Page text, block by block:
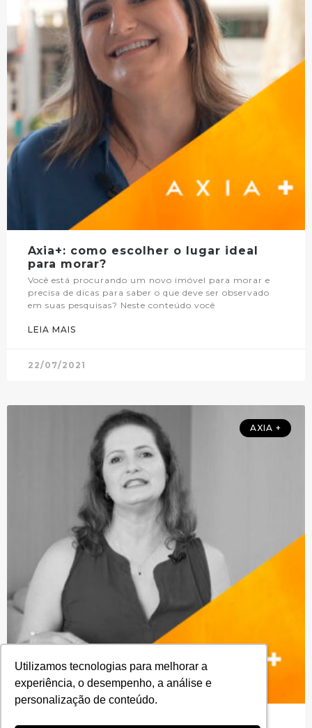
Utilizamos tecnologias para melhorar a
experiência, o desempenho, a análise e
personalização de conteúdo.
Utilizamos tecnologias para melhorar a
experiência, o desempenho, a análise e
personalização de conteúdo.
Axia+: como escolher o lugar ideal
para morar?
Você está procurando um novo imóvel para morar e
precisa de dicas para saber o que deve ser observado
em suas pesquisas? Neste conteúdo você
LEIA MAIS
22/07/2021
AXIA +
Axia+: Funcionalidades e benefícios